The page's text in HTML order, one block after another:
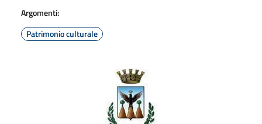
Argomenti:
Patrimonio culturale